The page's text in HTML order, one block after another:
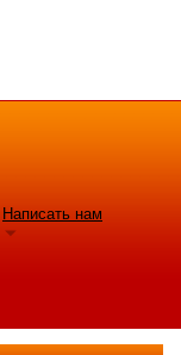
Написать нам